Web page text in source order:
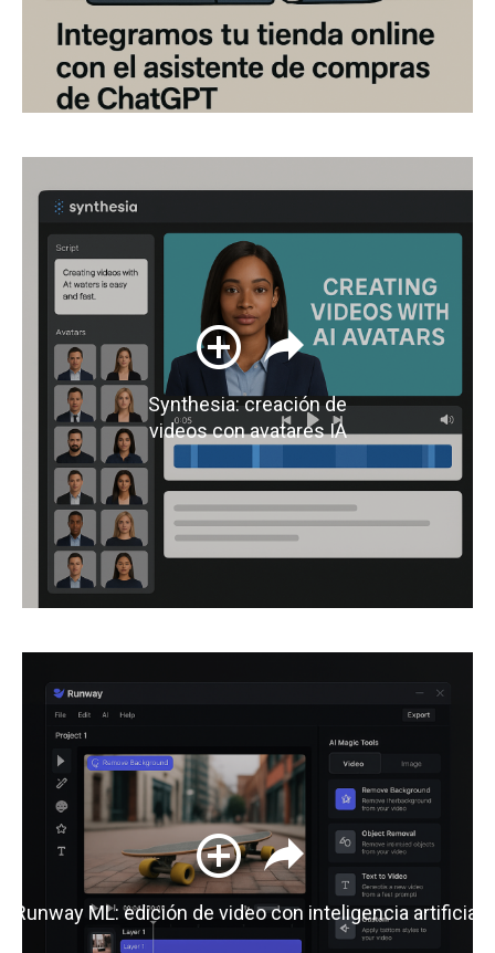
Synthesia: creación de
videos con avatares IA
Runway ML: edición de video con inteligencia artificial